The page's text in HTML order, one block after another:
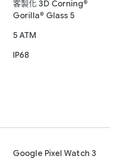
客製化 3D Corning®
Gorilla® Glass 5
5 ATM
IP68
Google Pixel Watch 3